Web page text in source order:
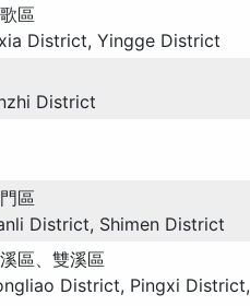
區
District, Yingge District
District
區
District, Shimen District
區、雙溪區
District, Pingxi District,